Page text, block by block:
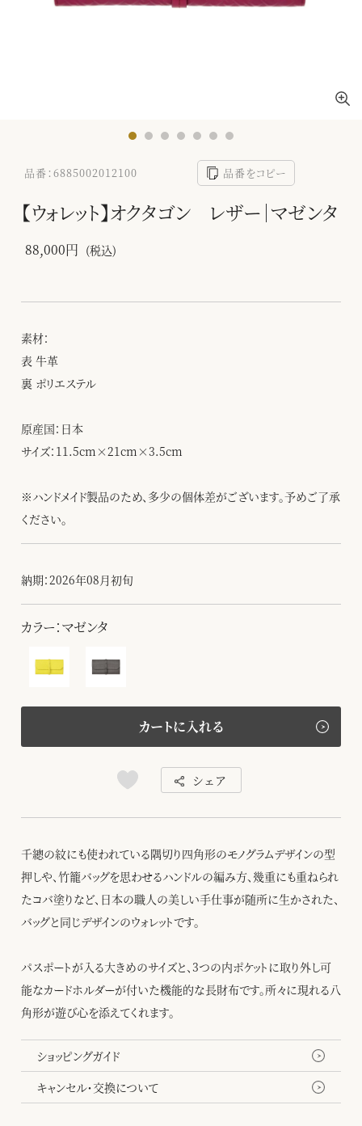
品番：6885002012100 品番をコピー
【ウォレット】オクタゴン レザー｜マゼンタ
88,000円 (税込)
素材：
表 牛革
裏 ポリエステル
原産国：日本
サイズ：11.5cm×21cm×3.5cm
※ハンドメイド製品のため、多少の個体差がございます。予めご了承
ください。
納期：2026年08月初旬
カラー：マゼンタ
カートに入れる
シェア
千總の紋にも使われている隅切り四角形のモノグラムデザインの型
押しや、竹籠バッグを思わせるハンドルの編み方、幾重にも重ねられ
たコバ塗りなど、日本の職人の美しい手仕事が随所に生かされた、
バッグと同じデザインのウォレットです。
パスポートが入る大きめのサイズと、3つの内ポケットに取り外し可
能なカードホルダーが付いた機能的な長財布です。所々に現れる八
角形が遊び心を添えてくれます。
ショッピングガイド
キャンセル・交換について